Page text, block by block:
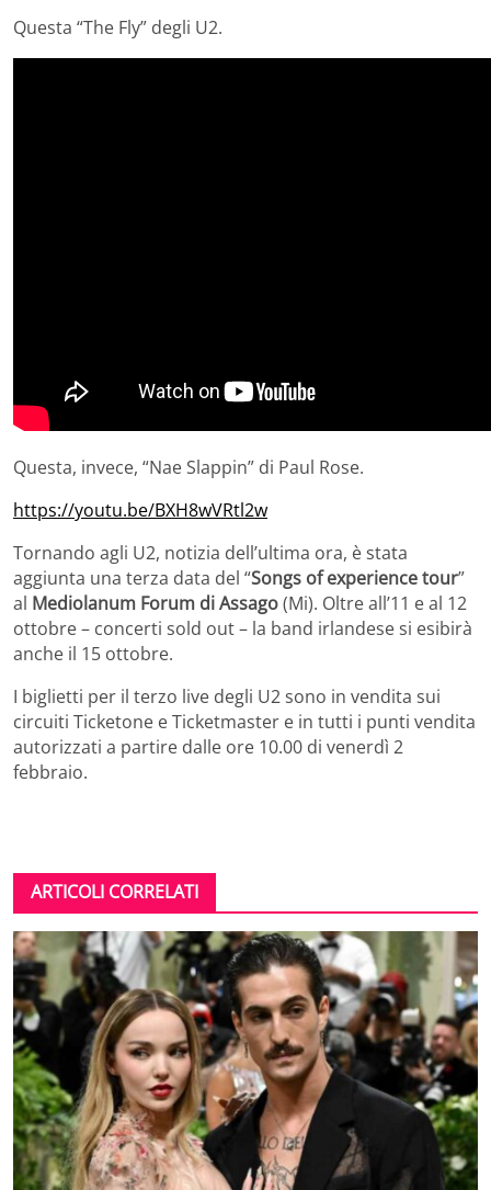
Questa “The Fly” degli U2.
Questa, invece, “Nae Slappin” di Paul Rose.
https://youtu.be/BXH8wVRtl2w
Tornando agli U2, notizia dell’ultima ora, è stata
aggiunta una terza data del “Songs of experience tour”
al Mediolanum Forum di Assago(Mi). Oltre all’11 e al 12
ottobre – concerti sold out – la band irlandese si esibirà
anche il 15 ottobre.
I biglietti per il terzo live degli U2 sono in vendita sui
circuiti Ticketone e Ticketmaster e in tutti i punti vendita
autorizzati a partire dalle ore 10.00 di venerdì 2
febbraio.
ARTICOLI CORRELATI